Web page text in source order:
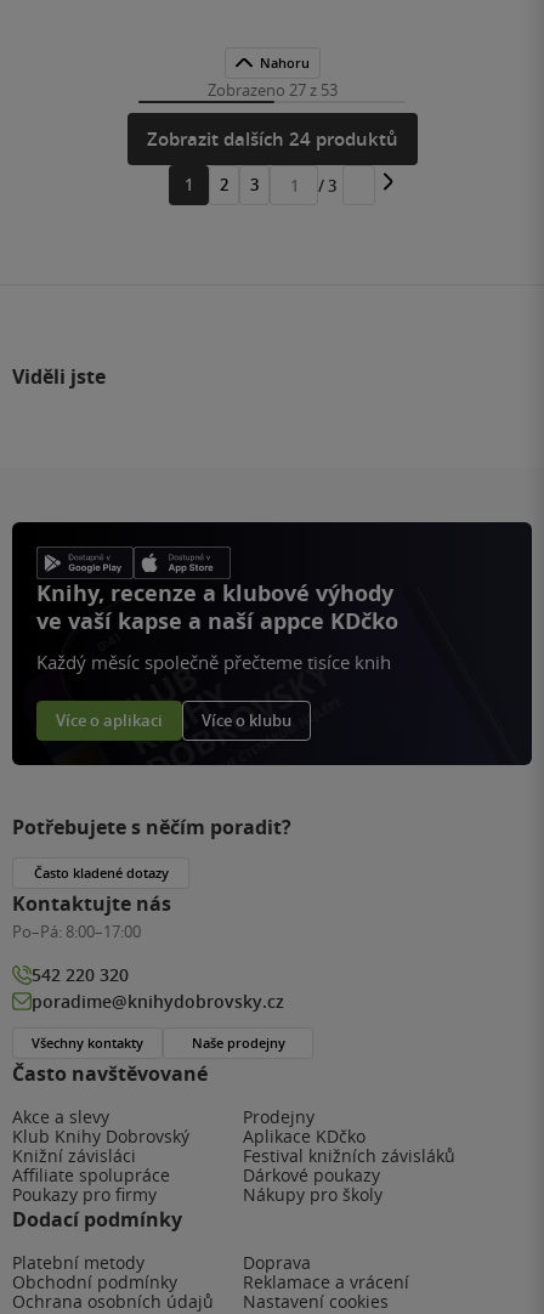
Nahoru
Zobrazeno 27 z 53
Zobrazit dalších 24 produktů
1 2 3
Přejít
/ 3
Viděli jste
Knihy, recenze a klubové výhody
ve vaší kapse a naší appce KDčko
Každý měsíc společně přečteme tisíce knih
Více o aplikaci Více o klubu
Často navštěvované
Akce a slevy
Prodejny
Klub Knihy Dobrovský
Aplikace KDčko
Knižní závisláci
Festival knižních závisláků
Affiliate spolupráce
Dárkové poukazy
Poukazy pro firmy
Nákupy pro školy
Dodací podmínky
Platební metody
Doprava
Obchodní podmínky
Reklamace a vrácení
Ochrana osobních údajů
Nastavení cookies
Potřebujete s něčím poradit?
Často kladené dotazy
Kontaktujte nás
Po–Pá: 8:00–17:00
542 220 320
poradime@knihydobrovsky.cz
Všechny kontakty Naše prodejny